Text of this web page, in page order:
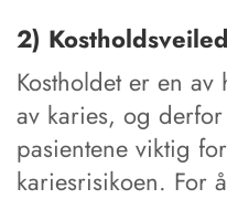
2)
Kostholdet er en
av karies, og
pasientene viktig
kariesrisikoen. For